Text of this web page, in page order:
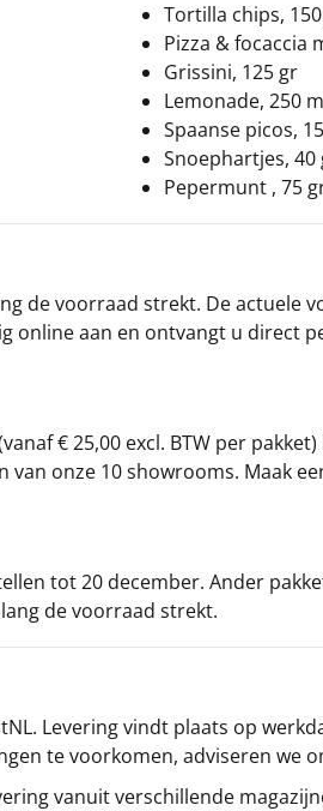
Tortilla chips,
Pizza & focaccia
Grissini, 125 gr
Lemonade, 250
Spaanse picos,
Snoephartjes, 40
Pepermunt , 75
de voorraad strekt. De
online aan en ontvangt u direct
€ 25,00 excl. BTW per
onze 10 showrooms. Maak
tot 20 december. Ander
de voorraad strekt.
Levering vindt plaats op
te voorkomen, adviseren
vanuit verschillende